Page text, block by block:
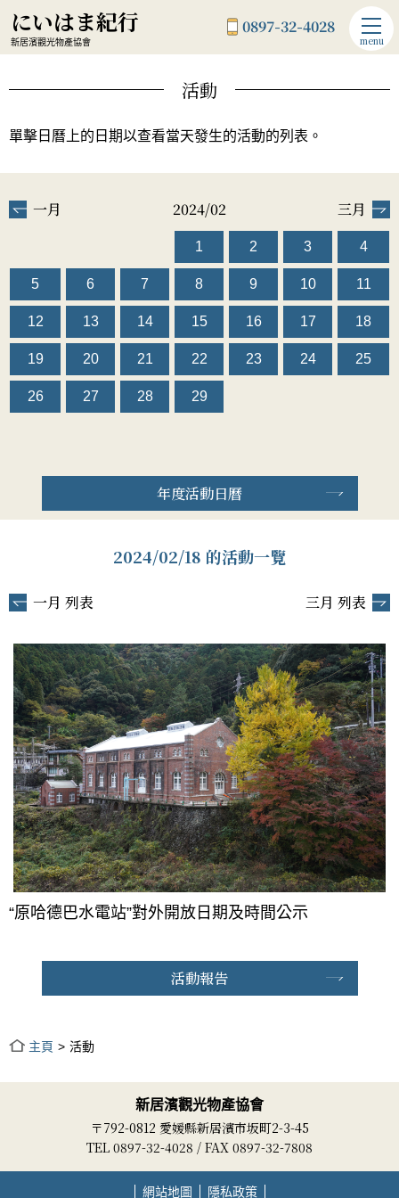
にいはま紀行
新居濱觀光物產協會
0897-32-4028
menu
活動
單擊日曆上的日期以查看當天發生的活動的列表。
一月 2024/02 三月
1 2 3 4
5 6 7 8 9 10 11
12 13 14 15 16 17 18
19 20 21 22 23 24 25
26 27 28 29
年度活動日曆
2024/02/18 的活動一覽
一月 列表 三月 列表
“原哈德巴水電站”對外開放日期及時間公示
活動報告
主頁 活動
新居濱觀光物產協會
〒792-0812 愛媛縣新居濱市坂町2-3-45
TEL 0897-32-4028 / FAX 0897-32-7808
網站地圖 隱私政策